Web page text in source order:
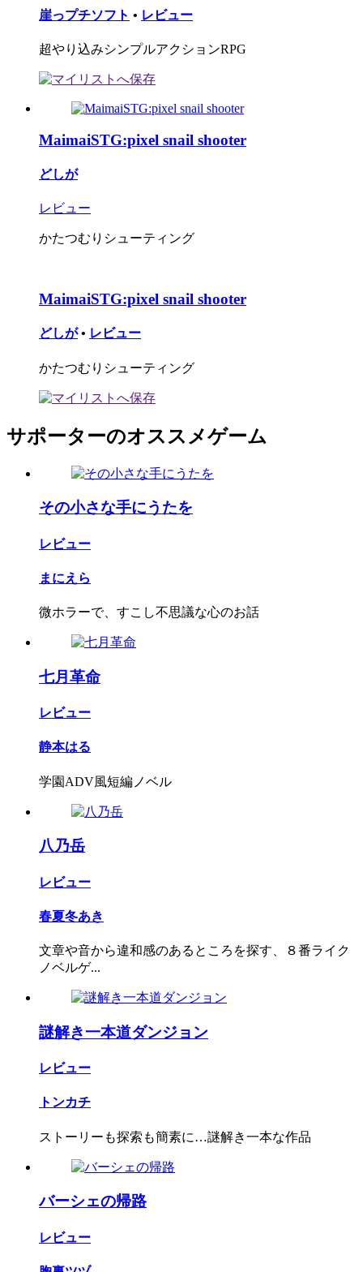
崖っプチソフト • レビュー
超やり込みシンプルアクションRPG
MaimaiSTG:pixel snail shooter
どしが
レビュー
かたつむりシューティング
MaimaiSTG:pixel snail shooter
どしが • レビュー
かたつむりシューティング
サポーターのオススメゲーム
その小さな手にうたを
レビュー
まにえら
微ホラーで、すこし不思議な心のお話
七月革命
レビュー
静本はる
学園ADV風短編ノベル
八乃岳
レビュー
春夏冬あき
文章や音から違和感のあるところを探す、８番ライク
ノベルゲ...
謎解き一本道ダンジョン
レビュー
トンカチ
ストーリーも探索も簡素に…謎解き一本な作品
バーシェの帰路
レビュー